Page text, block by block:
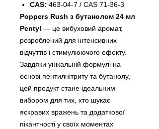
CAS: 463-04-7 / CAS 71-36-3
Poppers Rush з бутанолом 24 мл
Pentyl — це вибуховий аромат,
розроблений для інтенсивних
відчуттів і стимулюючого ефекту.
Завдяки унікальній формулі на
основі пентилнітриту та бутанолу,
цей продукт стане ідеальним
вибором для тих, хто шукає
яскравих вражень та додаткової
пікантності у своїх моментах